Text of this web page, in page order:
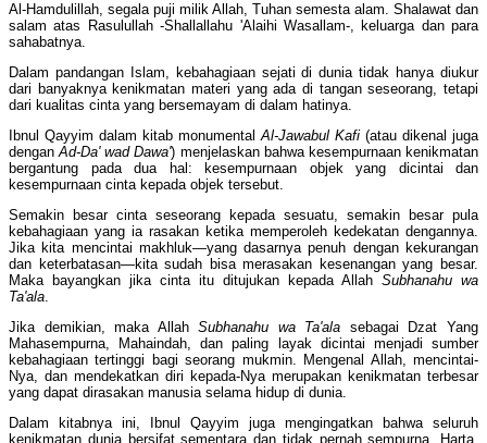
Al-Hamdulillah, segala puji milik Allah, Tuhan semesta alam. Shalawat dan
salam atas Rasulullah -Shallallahu 'Alaihi Wasallam-, keluarga dan para
sahabatnya.
Dalam pandangan Islam, kebahagiaan sejati di dunia tidak hanya diukur
dari banyaknya kenikmatan materi yang ada di tangan seseorang, tetapi
dari kualitas cinta yang bersemayam di dalam hatinya.
Ibnul Qayyim dalam kitab monumentalAl-Jawabul Kafi (atau dikenal juga
denganAd-Da' wad Dawa') menjelaskan bahwa kesempurnaan kenikmatan
bergantung pada dua hal: kesempurnaan objek yang dicintai dan
kesempurnaan cinta kepada objek tersebut.
Semakin besar cinta seseorang kepada sesuatu, semakin besar pula
kebahagiaan yang ia rasakan ketika memperoleh kedekatan dengannya.
Jika kita mencintai makhluk—yang dasarnya penuh dengan kekurangan
dan keterbatasan—kita sudah bisa merasakan kesenangan yang besar.
Maka bayangkan jika cinta itu ditujukan kepada Allah Subhanahu wa
Ta'ala.
Jika demikian, maka AllahSubhanahu wa Ta'ala sebagai Dzat Yang
Mahasempurna, Mahaindah, dan paling layak dicintai menjadi sumber
kebahagiaan tertinggi bagi seorang mukmin. Mengenal Allah, mencintai-
Nya, dan mendekatkan diri kepada-Nya merupakan kenikmatan terbesar
yang dapat dirasakan manusia selama hidup di dunia.
Dalam kitabnya ini, Ibnul Qayyim juga mengingatkan bahwa seluruh
kenikmatan dunia bersifat sementara dan tidak pernah sempurna. Harta,